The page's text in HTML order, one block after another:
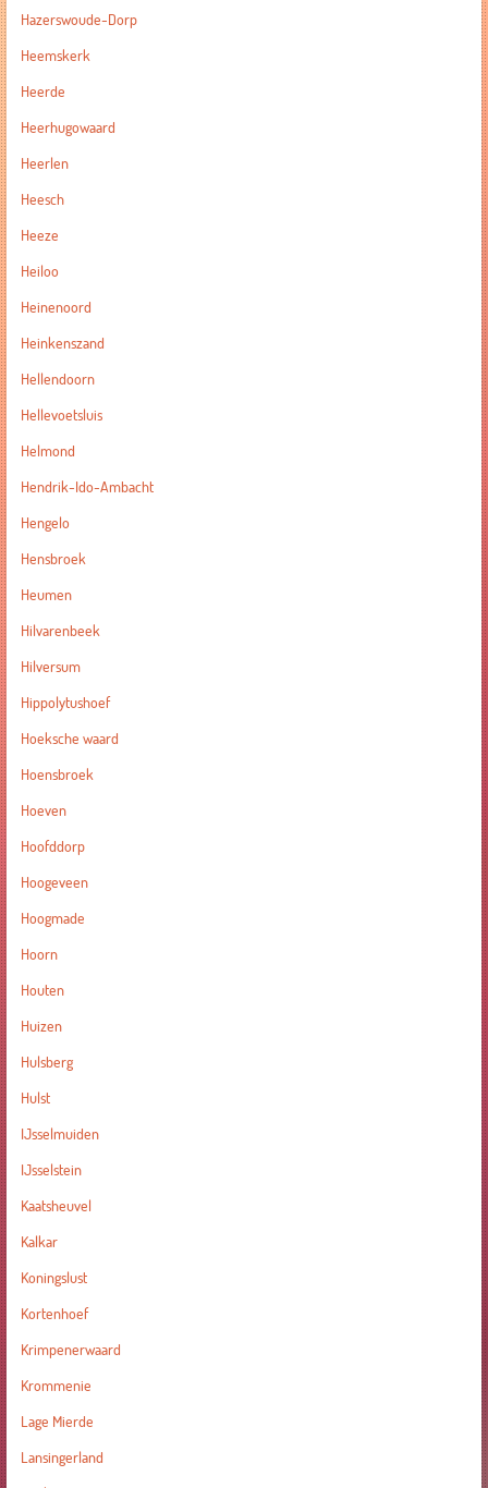
Hazerswoude-Dorp
Heemskerk
Heerde
Heerhugowaard
Heerlen
Heesch
Heeze
Heiloo
Heinenoord
Heinkenszand
Hellendoorn
Hellevoetsluis
Helmond
Hendrik-Ido-Ambacht
Hengelo
Hensbroek
Heumen
Hilvarenbeek
Hilversum
Hippolytushoef
Hoeksche waard
Hoensbroek
Hoeven
Hoofddorp
Hoogeveen
Hoogmade
Hoorn
Houten
Huizen
Hulsberg
Hulst
IJsselmuiden
IJsselstein
Kaatsheuvel
Kalkar
Koningslust
Kortenhoef
Krimpenerwaard
Krommenie
Lage Mierde
Lansingerland